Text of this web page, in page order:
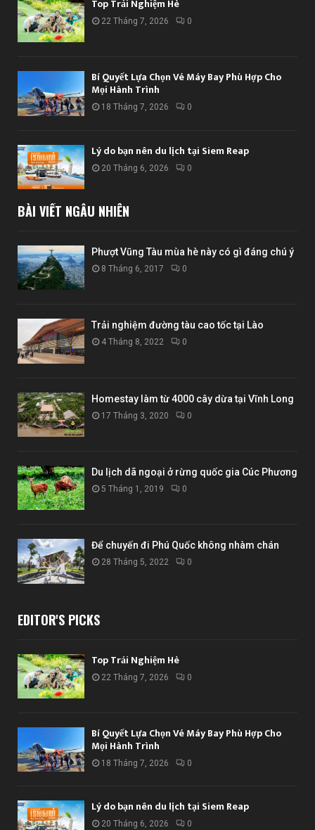
Top Trải Nghiệm Hè
22 Tháng 7, 2026 0
Bí Quyết Lựa Chọn Vé Máy Bay Phù Hợp Cho
Mọi Hành Trình
18 Tháng 7, 2026 0
Lý do bạn nên du lịch tại Siem Reap
20 Tháng 6, 2026 0
BÀI VIẾT NGẪU NHIÊN
Phượt Vũng Tàu mùa hè này có gì đáng chú ý
8 Tháng 6, 2017 0
Trải nghiệm đường tàu cao tốc tại Lào
4 Tháng 8, 2022 0
Homestay làm từ 4000 cây dừa tại Vĩnh Long
17 Tháng 3, 2020 0
Du lịch dã ngoại ở rừng quốc gia Cúc Phương
5 Tháng 1, 2019 0
Để chuyến đi Phú Quốc không nhàm chán
28 Tháng 5, 2022 0
EDITOR'S PICKS
Top Trải Nghiệm Hè
22 Tháng 7, 2026 0
Bí Quyết Lựa Chọn Vé Máy Bay Phù Hợp Cho
Mọi Hành Trình
18 Tháng 7, 2026 0
Lý do bạn nên du lịch tại Siem Reap
20 Tháng 6, 2026 0